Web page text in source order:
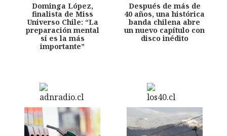
Dominga López,
finalista de Miss
Universo Chile: “La
preparación mental
sí es la más
importante”
Después de más de
40 años, una histórica
banda chilena abre
un nuevo capítulo con
disco inédito